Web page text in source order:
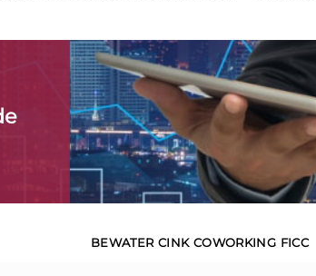
BEWATER CINK COWORKING FICC